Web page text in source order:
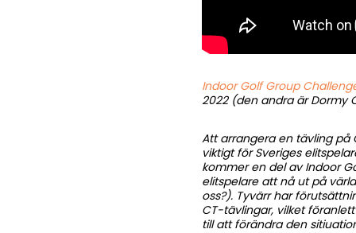
Indoor Golf Group
2022 (den andra är Dormy
Att arrangera en tävling på
viktigt för Sveriges
kommer en del av Indoor
elitspelare att nå ut på
oss?). Tyvärr har
CT-tävlingar, vilket
till att förändra den